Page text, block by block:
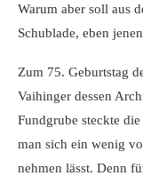
Warum aber soll aus
Schublade, eben
Zum 75. Geburtstag
Vaihinger dessen
Fundgrube steckte
man sich ein wenig
nehmen lässt. Denn